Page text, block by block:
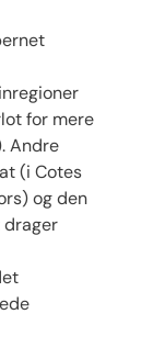
for mere
Andre
(i Cotes
og den
drager